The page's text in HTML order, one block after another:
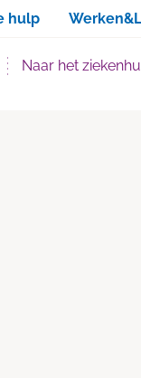
hulp
Naar het